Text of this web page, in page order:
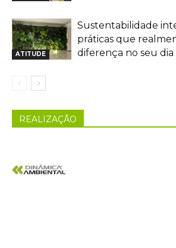
ATITUDE
Sustentabilidade
práticas que
diferença no seu dia
REALIZAÇÃO